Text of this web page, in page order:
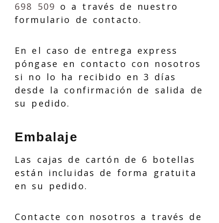
698 509 o a través de nuestro
formulario de contacto.
En el caso de entrega express
póngase en contacto con nosotros
si no lo ha recibido en 3 días
desde la confirmación de salida de
su pedido.
Embalaje
Las cajas de cartón de 6 botellas
están incluidas de forma gratuita
en su pedido.
Contacte con nosotros a través de